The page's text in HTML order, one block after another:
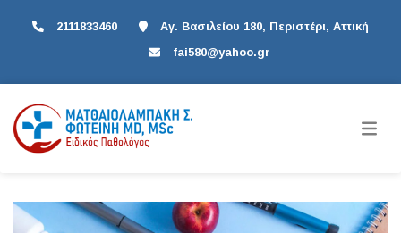
2111833460
Αγ. Βασιλείου 180, Περιστέρι, Αττική
fai580@yahoo.gr